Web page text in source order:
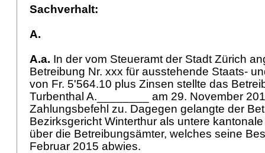
Sachverhalt:
A.
A.a. In der vom Steueramt der Stadt Zürich
Betreibung Nr. xxx für ausstehende Staats-
von Fr. 5'564.10 plus Zinsen stellte das
Turbenthal A.________ am 29. November
Zahlungsbefehl zu. Dagegen gelangte der
Bezirksgericht Winterthur als untere
über die Betreibungsämter, welches seine
Februar 2015 abwies.